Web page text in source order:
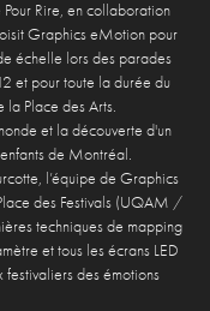
Pour Rire, en collaboration
Graphics eMotion pour
échelle lors des parades
et pour toute la durée du
la Place des Arts.
et la découverte d'un
de Montréal.
, l’équipe de Graphics
des Festivals (UQAM /
techniques de mapping
et tous les écrans LED
des émotions